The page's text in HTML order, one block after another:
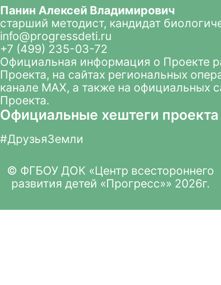
Панин Алексей Владимирович
старший методист, кандидат
info@progressdeti.ru
+7 (499) 235-03-72
Официальная информация о Проекте
Проекта, на сайтах региональных
канале MAX, а также на официальных
Проекта.
Официальные хештеги проекта
#ДрузьяЗемли
© ФГБОУ ДОК «Центр всестороннего
развития детей «Прогресс»» 2026г.